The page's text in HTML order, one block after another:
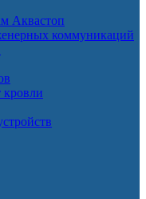
Аквастоп
коммуникаций
кровли